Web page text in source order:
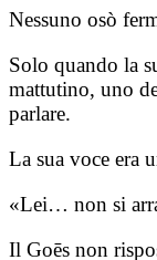
Nessuno osò
Solo quando la
mattutino, uno
parlare.
La sua voce era
«Lei… non si
Il Goēs non